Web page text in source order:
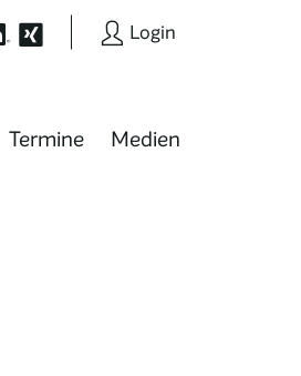
Login
Termine Medien